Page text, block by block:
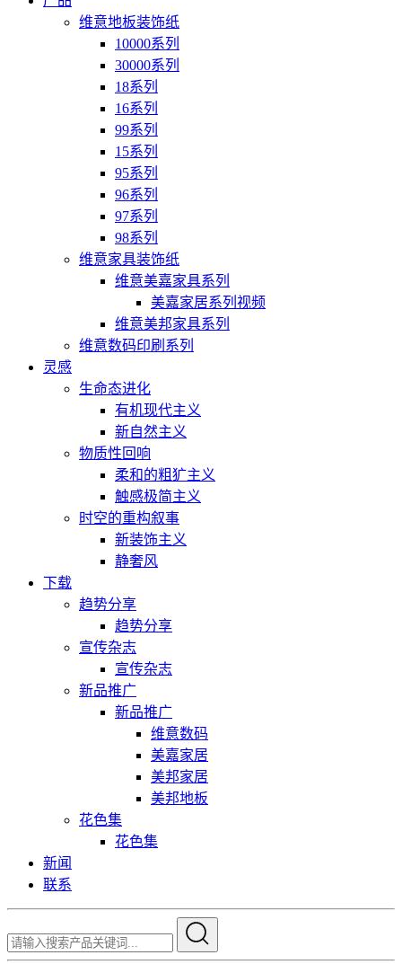
维意地板装饰纸
10000系列
30000系列
18系列
16系列
99系列
15系列
95系列
96系列
97系列
98系列
维意家具装饰纸
维意美嘉家具系列
美嘉家居系列视频
维意美邦家具系列
维意数码印刷系列
灵感
生命态进化
有机现代主义
新自然主义
物质性回响
柔和的粗犷主义
触感极简主义
时空的重构叙事
新装饰主义
静奢风
下载
趋势分享
趋势分享
宣传杂志
宣传杂志
新品推广
新品推广
维意数码
美嘉家居
美邦家居
美邦地板
花色集
花色集
新闻
联系